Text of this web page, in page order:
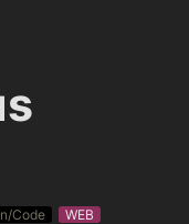
Code
WEB